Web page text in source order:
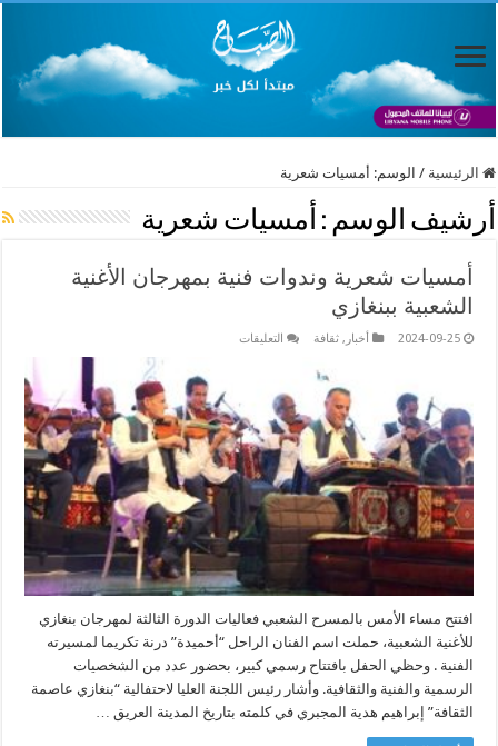
الرئيسية / الوسم: أمسيات شعرية
أرشيف الوسم : أمسيات شعرية
أمسيات شعرية وندوات فنية بمهرجان الأغنية
الشعبية ببنغازي
2024-09-25 أخبار ,ثقافة التعليقات
وندوات
فنية
بمهرجان
الأغنية
الشعبية
ببنغازي
مغلقة
افتتح مساء الأمس بالمسرح الشعبي فعاليات الدورة الثالثة لمهرجان بنغازي
للأغنية الشعبية، حملت اسم الفنان الراحل “أحميدة” درنة تكريما لمسيرته
الفنية . وحظي الحفل بافتتاح رسمي كبير، بحضور عدد من الشخصيات
الرسمية والفنية والثقافية. وأشار رئيس اللجنة العليا لاحتفالية “بنغازي عاصمة
الثقافة” إبراهيم هدية المجبري في كلمته بتاريخ المدينة العريق …